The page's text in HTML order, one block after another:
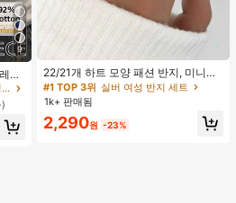
9
이
리
에서 피부 친화적 여성 상의, 블라우스 & 티
에서 피부 친화적 여성 상의, 블라우스 & 티
에서 피부 친화적 여성 상의, 블라우스 & 티
에서 피부 친화적 여성 상의, 블라우스 & 티
22/21개 하트 모양 패션 반지, 미니멀
리스트 크리스탈 임베디드 보헤미안
기하학 반지 세트, 발렌타인데이, 어머
니날 선물
#1 TOP 3위
실버 여성 반지 세트
거의 매진!
#1 TOP 3위 실버 여성 반지 세트
거의 매진!
#1 TOP 3위 실버 여성 반지 세트
거의 매진!
#1 TOP 3위
실버 여성 반지 세트
1k+ 판매됨
2,290원 -23%